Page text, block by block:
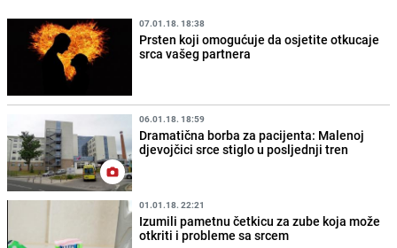
07.01.18. 18:38
Prsten koji omogućuje da osjetite otkucaje
srca vašeg partnera
06.01.18. 18:59
Dramatična borba za pacijenta: Malenoj
djevojčici srce stiglo u posljednji tren
01.01.18. 22:21
Izumili pametnu četkicu za zube koja može
otkriti i probleme sa srcem